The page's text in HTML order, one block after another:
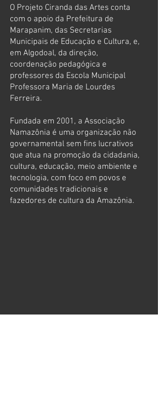
O Projeto Ciranda das Artes conta
com o apoio da Prefeitura de
Marapanim, das Secretarias
Municipais de Educação e Cultura, e,
em Algodoal, da direção,
coordenação pedagógica e
professores da Escola Municipal
Professora Maria de Lourdes
Ferreira.
Fundada em 2001, a Associação
Namazônia é uma organização não
governamental sem fins lucrativos
que atua na promoção da cidadania,
cultura, educação, meio ambiente e
tecnologia, com foco em povos e
comunidades tradicionais e
fazedores de cultura da Amazônia.